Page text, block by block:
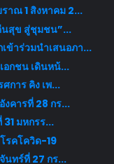
าณ 1 สิงหาคม 2...
นสุข สู่ชุมชน”...
ข้าร่วมนำเสนอภา...
อกชน เดินหน้...
การ คิง เพ...
คารที่ 28 กร...
31 มหกรร...
รคโควิด-19
นทร์ที่ 27 กร...